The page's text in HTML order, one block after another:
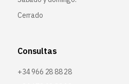
Cerrado
Consultas
+34 966 28 88 28